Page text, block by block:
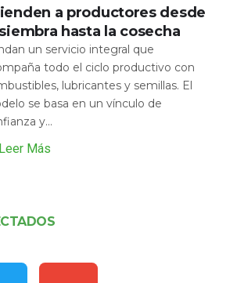
a productores desde
siembra hasta la cosecha
un servicio integral que
todo el ciclo productivo con
lubricantes y semillas. El
se basa en un vínculo de
y...
Leer Más